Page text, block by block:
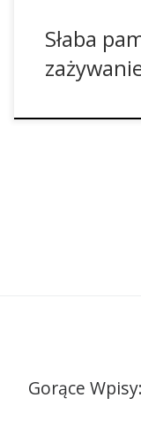
Słaba
Gorące Wpisy: